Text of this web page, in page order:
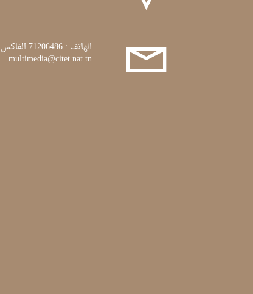
الهاتف : 71206486 الفاكس : 71772132
multimedia@citet.nat.tn